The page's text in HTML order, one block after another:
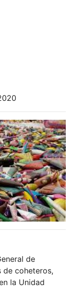
de
de coheteros,
la Unidad